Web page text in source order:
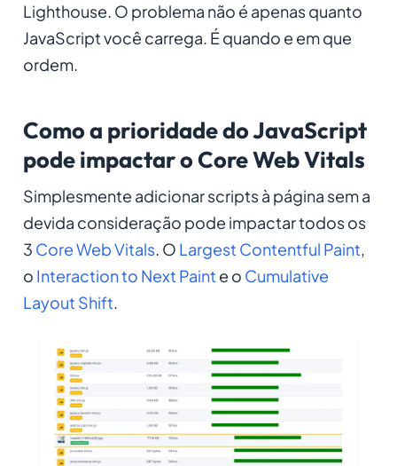
Lighthouse. O problema não é apenas quanto
JavaScript você carrega. É quando e em que
ordem.
Como a prioridade do JavaScript
pode impactar o Core Web Vitals
Simplesmente adicionar scripts à página sem a
devida consideração pode impactar todos os
3 Core Web Vitals. O Largest Contentful Paint
o Interaction to Next Paint e o Cumulative
Layout Shift